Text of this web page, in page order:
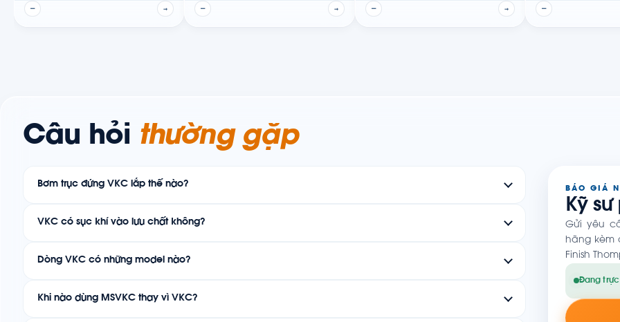
— → — → — → —
Câu hỏi thường gặp
Bơm trục đứng VKC lắp thế nào?
VKC có sục khí vào lưu chất không?
Dòng VKC có những model nào?
Khi nào dùng MSVKC thay vì VKC?
BÁO GIÁ
Kỹ
Gửi yêu
hãng kèm
Finish
Đang trực